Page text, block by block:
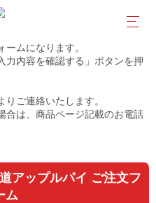
ムになります。
力内容を確認する」ボタンを押
ご連絡いたします。
合は、商品ページ記載のお電話
アップルパイ ご注文フ
ム